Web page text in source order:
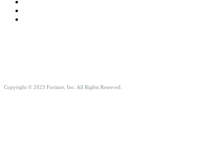
Copyright © 2023 Fortinet, Inc. All Rights Reserved.